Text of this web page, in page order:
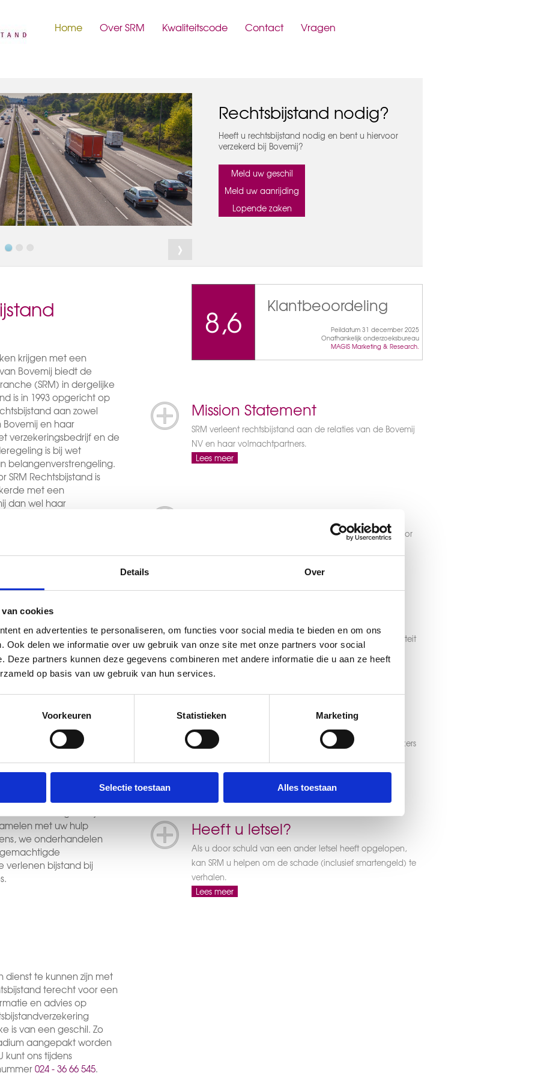
Details Over
cookies
en advertenties te personaliseren, om functies voor social media te bieden en om ons
Ook delen we informatie over uw gebruik van onze site met onze partners voor social
Deze partners kunnen deze gegevens combineren met andere informatie die u aan ze heeft
op basis van uw gebruik van hun services.
Voorkeuren Statistieken Marketing
Selectie toestaan Alles toestaan
Home Over SRM Kwaliteitscode Contact Vragen
Rechtsbijstand nodig?
Heeft u rechtsbijstand nodig en bent u hiervoor
verzekerd bij Bovemij?
Meld uw geschil
Meld uw aanrijding
Lopende zaken
krijgen met een
Bovemij biedt de
(SRM) in dergelijke
is in 1993 opgericht op
aan zowel
Bovemij en haar
verzekeringsbedrijf en de
is bij wet
belangenverstrengeling.
Rechtsbijstand is
met een
dan wel haar
is een unieke service
bij Bovemij of
bij
juridisch geschil of een
wenst, meldt u dit
controleert op basis
in aanmerking komt voor
naar SRM
Zodra wij de
een
met daarbij de
en de termijn
zal opnemen. In
De behandelaar voert
tegen een vordering
vordering in. Wij
met uw hulp
we onderhandelen
bijstand bij
dienst te kunnen zijn met
terecht voor een
en advies op
is van een geschil. Zo
aangepakt worden
kunt ons tijdens
024 - 36 66 545.
8,6 Klantbeoordeling
Peildatum 31 december 2025
Onafhankelijk onderzoeksbureau
MAGIS Marketing & Research.
Mission Statement
SRM verleent rechtsbijstand aan de relaties van de Bovemij
NV en haar volmachtpartners.
Lees meer
Bij SRM Rechtsbijstand worden geschillen behandeld door
SRM Rechtsbijstand staat voor een hoogwaardige kwaliteit
van dienstverlening. SRM-medewerkers volgen...
Eigen advocaten
Bij SRM Rechtsbijstand werken, naast juridisch medewerkers
Lees meer
Heeft u letsel?
Als u door schuld van een ander letsel heeft opgelopen,
kan SRM u helpen om de schade (inclusief smartengeld) te
verhalen.
Lees meer